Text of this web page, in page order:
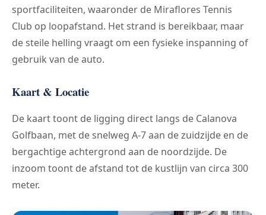
sportfaciliteiten, waaronder de Miraflores Tennis
Club op loopafstand. Het strand is bereikbaar, maar
de steile helling vraagt om een fysieke inspanning of
gebruik van de auto.
Kaart & Locatie
De kaart toont de ligging direct langs de Calanova
Golfbaan, met de snelweg A-7 aan de zuidzijde en de
bergachtige achtergrond aan de noordzijde. De
inzoom toont de afstand tot de kustlijn van circa 300
meter.